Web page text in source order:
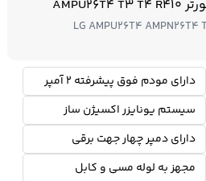
LG AMPU26T4
دارای مودم فوق پیشرفته 2 آمپر
سیستم یونایزر اکسیژن ساز
دارای دمپر چهار جهت برقی
مجهز به لوله مسی و کابل